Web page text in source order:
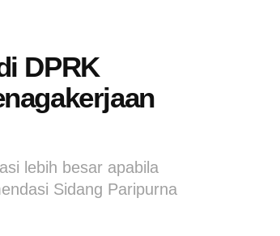
DPRK
lebih besar apabila
Sidang Paripurna